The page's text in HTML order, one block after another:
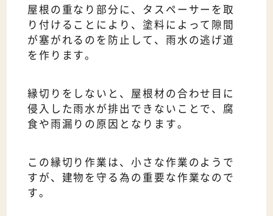
屋根の重なり部分に、タスペーサーを取
り付けることにより、塗料によって隙間
が塞がれるのを防止して、雨水の逃げ道
を作ります。
縁切りをしないと、屋根材の合わせ目に
侵入した雨水が排出できないことで、腐
食や雨漏りの原因となります。
この縁切り作業は、小さな作業のようで
すが、建物を守る為の重要な作業なので
す。